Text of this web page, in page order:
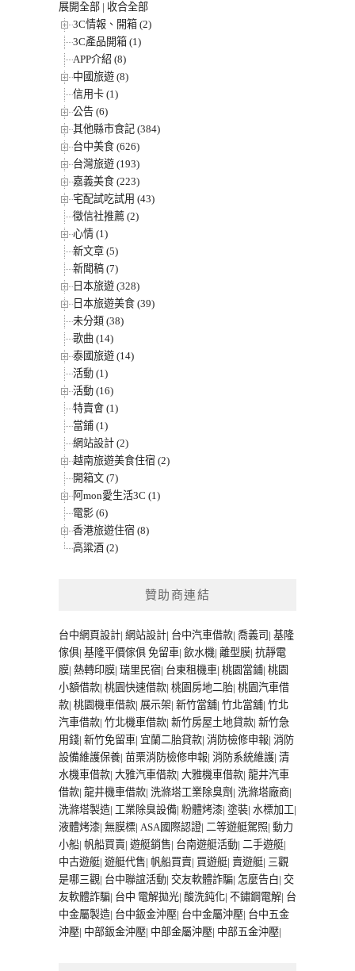
展開全部 | 收合全部
3C情報、開箱 (2)
3C產品開箱 (1)
APP介紹 (8)
中國旅遊 (8)
信用卡 (1)
公告 (6)
其他縣市食記 (384)
台中美食 (626)
台灣旅遊 (193)
嘉義美食 (223)
宅配試吃試用 (43)
徵信社推薦 (2)
心情 (1)
新文章 (5)
新聞稿 (7)
日本旅遊 (328)
日本旅遊美食 (39)
未分類 (38)
歌曲 (14)
泰國旅遊 (14)
活動 (1)
活動 (16)
特賣會 (1)
當鋪 (1)
網站設計 (2)
越南旅遊美食住宿 (2)
開箱文 (7)
阿mon愛生活3C (1)
電影 (6)
香港旅遊住宿 (8)
高粱酒 (2)
贊助商連結
台中網頁設計| 網站設計| 台中汽車借款| 喬義司 | 基隆
傢俱| 基隆平價傢俱 免留車| 飲水機| 離型膜| 抗靜電
膜| 熱轉印膜| 瑞里民宿| 台東租機車| 桃園當鋪| 桃園
小額借款| 桃園快速借款| 桃園房地二胎| 桃園汽車借
款| 桃園機車借款| 展示架| 新竹當舖| 竹北當舖| 竹北
汽車借款| 竹北機車借款| 新竹房屋土地貸款| 新竹急
用錢| 新竹免留車| 宜蘭二胎貸款| 消防檢修申報| 消防
設備維護保養| 苗栗消防檢修申報| 消防系統維護| 清
水機車借款| 大雅汽車借款| 大雅機車借款| 龍井汽車
借款| 龍井機車借款| 洗滌塔工業除臭劑 | 洗滌塔廠商|
洗滌塔製造| 工業除臭設備| 粉體烤漆| 塗裝| 水標加工|
液體烤漆| 無膜標| ASA國際認證| 二等遊艇駕照| 動力
小船| 帆船買賣| 遊艇銷售| 台南遊艇活動| 二手遊艇|
中古遊艇| 遊艇代售| 帆船買賣| 買遊艇| 賣遊艇| 三觀
是哪三觀| 台中聯誼活動| 交友軟體詐騙| 怎麼告白| 交
友軟體詐騙| 台中 電解拋光| 酸洗鈍化| 不鏽鋼電解| 台
中金屬製造| 台中鈑金沖壓| 台中金屬沖壓| 台中五金
沖壓| 中部鈑金沖壓| 中部金屬沖壓| 中部五金沖壓|